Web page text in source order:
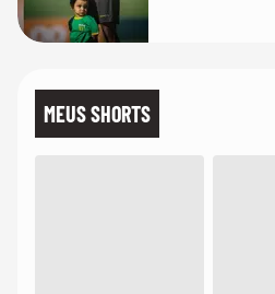
MEUS SHORTS